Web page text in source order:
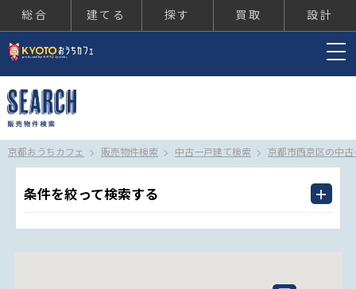
総合 建てる 探す 買取 設計
京都おうちカフェ 販売物件検索 中古一戸建て検索 京都市西京区の中
条件を絞って検索する